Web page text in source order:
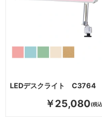
LEDデスクライト C3764
￥25,080